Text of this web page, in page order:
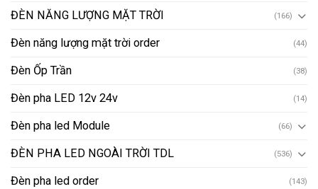
ĐÈN NĂNG LƯỢNG MẶT TRỜI (166)
Đèn năng lượng mặt trời order (44)
Đèn Ốp Trần (38)
Đèn pha LED 12v 24v (14)
Đèn pha led Module (66)
ĐÈN PHA LED NGOÀI TRỜI TDL (536)
Đèn pha led order (143)